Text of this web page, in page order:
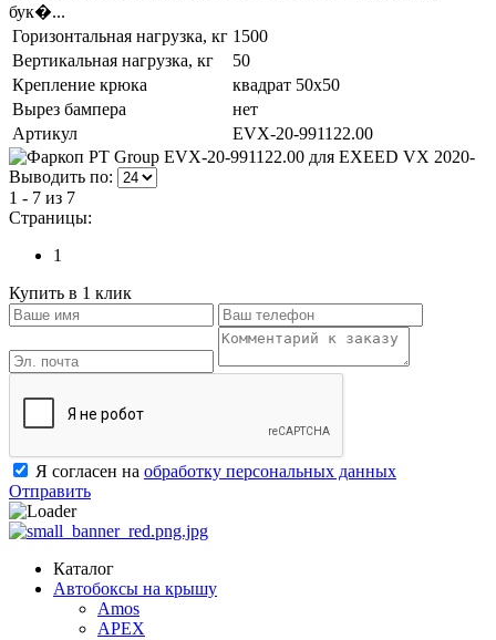
бук�...
Горизонтальная нагрузка, кг 1500
Вертикальная нагрузка, кг
50
Крепление крюка
квадрат 50х50
Вырез бампера
нет
Артикул
EVX-20-991122.00
Выводить по:
1 - 7 из 7
Страницы:
1
Купить в 1 клик
Я согласен на обработку персональных данных
Отправить
Каталог
Автобоксы на крышу
Amos
APEX